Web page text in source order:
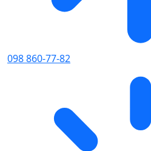
098 860-77-82